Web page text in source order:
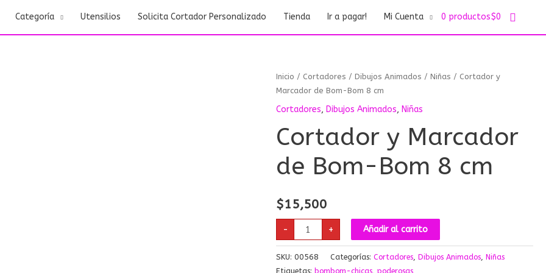
Categoría Utensilios Solicita Cortador Personalizado Tienda Ir a pagar! Mi Cuenta 0 productos$0 Buscar
Inicio / Cortadores /Dibujos Animados /Niñas / Cortador y
Marcador de Bom-Bom 8 cm
Cortadores, Dibujos Animados, Niñas
Cortador y Marcador
de Bom-Bom 8 cm
$15,500
-
Cortador
y
Marcador
Bom-
Bom
cm
cantidad
+ Añadir al carrito
SKU:00568 Categorías:Cortadores,Dibujos Animados,Niñas
Etiquetas: bombom-chicas,poderosas